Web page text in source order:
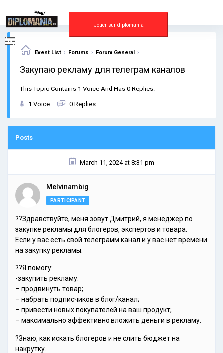
content
Jouer sur diplomania
Event List › Forums › Forum General ›
Закупаю рекламу для телеграм каналов
This Topic Contains 1 Voice And Has 0 Replies.
1 Voice 0 Replies
Posts
March 11, 2024 at 8:31 pm
Melvinambig
PARTICIPANT
??Здравствуйте, меня зовут Дмитрий, я менеджер по
закупке рекламы для блогеров, экспертов и товара.
Если у вас есть свой телеграмм канал и у вас нет времени
на закупку рекламы.
??Я помогу:
-закупить рекламу:
– продвинуть товар;
– набрать подписчиков в блог/канал;
– привести новых покупателей на ваш продукт;
– максимально эффективно вложить деньги в рекламу.
?Знаю, как искать блогеров и не слить бюджет на
накрутку.